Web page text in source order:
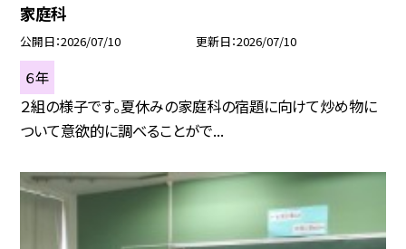
家庭科
公開日 2026/07/10 更新日 2026/07/10
６年
２組の様子です。夏休みの家庭科の宿題に向けて炒め物に
ついて意欲的に調べることがで...